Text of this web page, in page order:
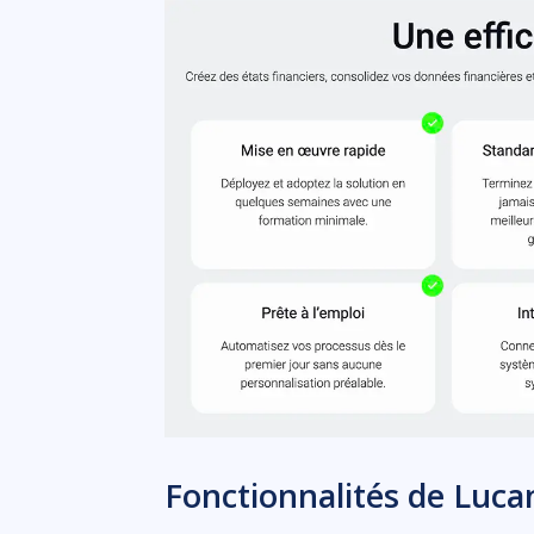
Fonctionnalités de